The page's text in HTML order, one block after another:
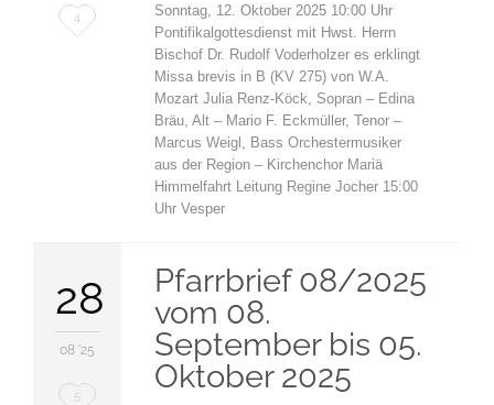
Love
4
Sonntag, 12. Oktober 2025 10:00 Uhr
Pontifikalgottesdienst mit Hwst. Herrn
Bischof Dr. Rudolf Voderholzer es erklingt
Missa brevis in B (KV 275) von W.A.
Mozart Julia Renz-Köck, Sopran – Edina
Bräu, Alt – Mario F. Eckmüller, Tenor –
Marcus Weigl, Bass Orchestermusiker
aus der Region – Kirchenchor Mariä
Himmelfahrt Leitung Regine Jocher 15:00
Uhr Vesper
28
08 '25
Love
5
Pfarrbrief 08/2025
vom 08.
September bis 05.
Oktober 2025